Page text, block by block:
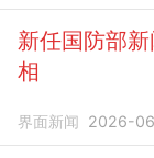
新任国防部
相
界面新闻 2026-